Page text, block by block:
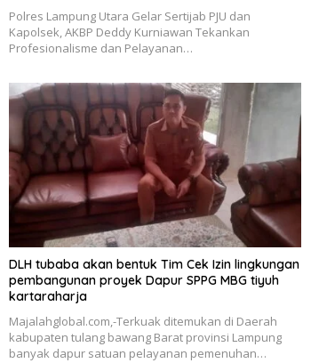
Polres Lampung Utara Gelar Sertijab PJU dan
Kapolsek, AKBP Deddy Kurniawan Tekankan
Profesionalisme dan Pelayanan…
DLH tubaba akan bentuk Tim Cek Izin lingkungan
pembangunan proyek Dapur SPPG MBG tiyuh
kartaraharja
Majalahglobal.com,-Terkuak ditemukan di Daerah
kabupaten tulang bawang Barat provinsi Lampung
banyak dapur satuan pelayanan pemenuhan…